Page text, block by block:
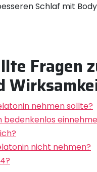
Schlaf mit
Fragen
nehmen sollte?
bedenkenlos
nicht nehmen?